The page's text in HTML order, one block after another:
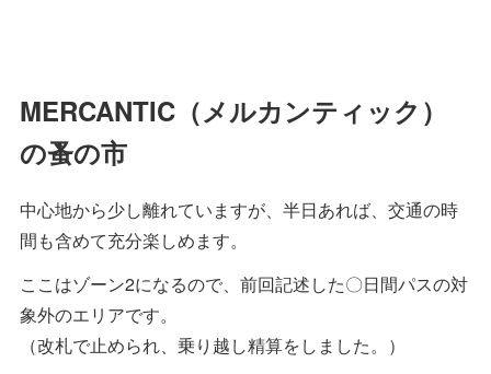
MERCANTIC（メルカンティック）
の蚤の市
中心地から少し離れていますが、半日あれば、交通の時
間も含めて充分楽しめます。
ここはゾーン2になるので、前回記述した〇日間パスの対
象外のエリアです。
（改札で止められ、乗り越し精算をしました。）